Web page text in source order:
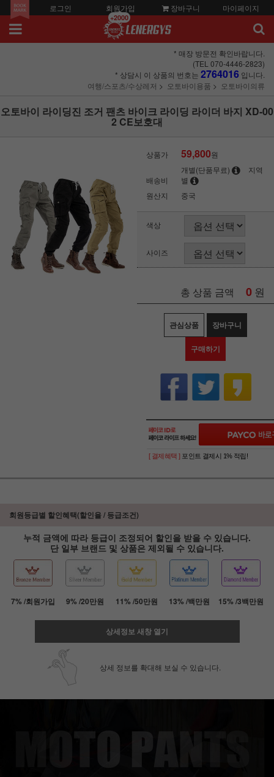
로그인 회원가입
+2000
장바구니 마이페이지
* 매장 방문전 확인바랍니다.
(TEL 070-4446-2823)
* 상담시 이 상품의 번호는 2764016 입니다.
여행/스포츠/수상레저
오토바이용품 오토바이의류
오토바이 라이딩진 조거 팬츠 바이크 라이딩 라이더 바지 XD-00
2 CE보호대
상품가 59,800원
배송비
개별(단품무료)
지역
별
원산지
중국
색상
사이즈
총 상품 금액 0 원
관심상품 장바구니
구매하기
[ 결제혜택 ] 포인트 결제시 1% 적립!
회원등급별 할인혜택(할인율 / 등급조건)
누적 금액에 따라 등급이 조정되어 할인을 받을 수 있습니다.
단 일부 브랜드 및 상품은 제외될 수 있습니다.
7% /회원가입 9% /20만원 11% /50만원 13% /백만원 15% /3백만원
상세정보 새창 열기
상세 정보를 확대해 보실 수 있습니다.